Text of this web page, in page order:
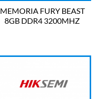
MEMORIA FURY BEAST
8GB DDR4 3200MHZ